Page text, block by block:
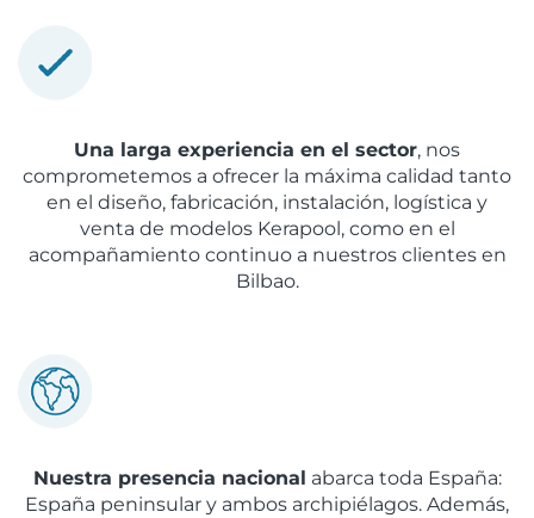
Una larga experiencia en el sector, nos
comprometemos a ofrecer la máxima calidad tanto
en el diseño, fabricación, instalación, logística y
venta de modelos Kerapool, como en el
acompañamiento continuo a nuestros clientes en
Bilbao.
Nuestra presencia nacional abarca toda España:
España peninsular y ambos archipiélagos. Además,